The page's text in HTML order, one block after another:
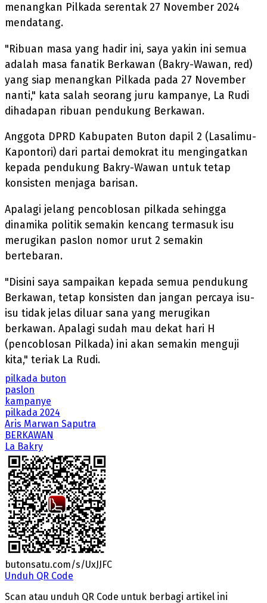
menangkan Pilkada serentak 27 November 2024
mendatang.
"Ribuan masa yang hadir ini, saya yakin ini semua
adalah masa fanatik Berkawan (Bakry-Wawan, red)
yang siap menangkan Pilkada pada 27 November
nanti," kata salah seorang juru kampanye, La Rudi
dihadapan ribuan pendukung Berkawan.
Anggota DPRD Kabupaten Buton dapil 2 (Lasalimu-
Kapontori) dari partai demokrat itu mengingatkan
kepada pendukung Bakry-Wawan untuk tetap
konsisten menjaga barisan.
Apalagi jelang pencoblosan pilkada sehingga
dinamika politik semakin kencang termasuk isu
merugikan paslon nomor urut 2 semakin
bertebaran.
"Disini saya sampaikan kepada semua pendukung
Berkawan, tetap konsisten dan jangan percaya isu-
isu tidak jelas diluar sana yang merugikan
berkawan. Apalagi sudah mau dekat hari H
(pencoblosan Pilkada) ini akan semakin menguji
kita," teriak La Rudi.
pilkada buton
paslon
kampanye
pilkada 2024
Aris Marwan Saputra
BERKAWAN
La Bakry
butonsatu.com/s/UxJJFC
Unduh QR Code
Scan atau unduh QR Code untuk berbagi artikel ini